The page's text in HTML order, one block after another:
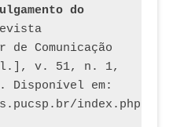
do
Comunicação
l.], v. 51, n. 1,
Disponível em: